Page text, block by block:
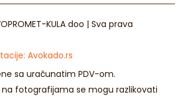
KULA doo | Sva prava
Avokado.rs
sa uračunatim PDV-om.
na fotografijama se mogu razlikovati